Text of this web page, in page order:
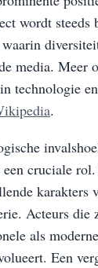
wordt steeds
media. Meer
technologie
.
cruciale
karakters
Acteurs die
als
Een